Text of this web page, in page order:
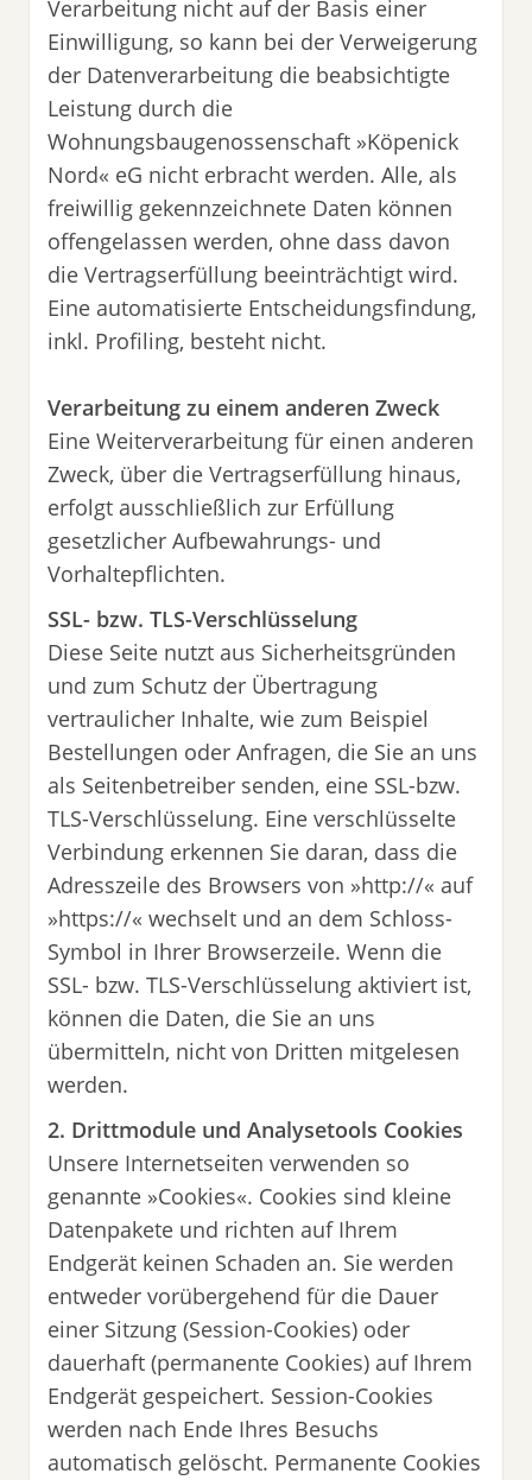
Verarbeitung nicht auf der Basis einer
Einwilligung, so kann bei der Verweigerung
der Datenverarbeitung die beabsichtigte
Leistung durch die
Wohnungsbaugenossenschaft »Köpenick
Nord« eG nicht erbracht werden. Alle, als
freiwillig gekennzeichnete Daten können
offengelassen werden, ohne dass davon
die Vertragserfüllung beeinträchtigt wird.
Eine automatisierte Entscheidungsfindung,
inkl. Profiling, besteht nicht.
Verarbeitung zu einem anderen Zweck
Eine Weiterverarbeitung für einen anderen
Zweck, über die Vertragserfüllung hinaus,
erfolgt ausschließlich zur Erfüllung
gesetzlicher Aufbewahrungs- und
Vorhaltepflichten.
SSL- bzw. TLS-Verschlüsselung
Diese Seite nutzt aus Sicherheitsgründen
und zum Schutz der Übertragung
vertraulicher Inhalte, wie zum Beispiel
Bestellungen oder Anfragen, die Sie an uns
als Seitenbetreiber senden, eine SSL-bzw.
TLS-Verschlüsselung. Eine verschlüsselte
Verbindung erkennen Sie daran, dass die
Adresszeile des Browsers von »http://« auf
»https://« wechselt und an dem Schloss-
Symbol in Ihrer Browserzeile. Wenn die
SSL- bzw. TLS-Verschlüsselung aktiviert ist,
können die Daten, die Sie an uns
übermitteln, nicht von Dritten mitgelesen
werden.
2. Drittmodule und Analysetools Cookies
Unsere Internetseiten verwenden so
genannte »Cookies«. Cookies sind kleine
Datenpakete und richten auf Ihrem
Endgerät keinen Schaden an. Sie werden
entweder vorübergehend für die Dauer
einer Sitzung (Session-Cookies) oder
dauerhaft (permanente Cookies) auf Ihrem
Endgerät gespeichert. Session-Cookies
werden nach Ende Ihres Besuchs
automatisch gelöscht. Permanente Cookies